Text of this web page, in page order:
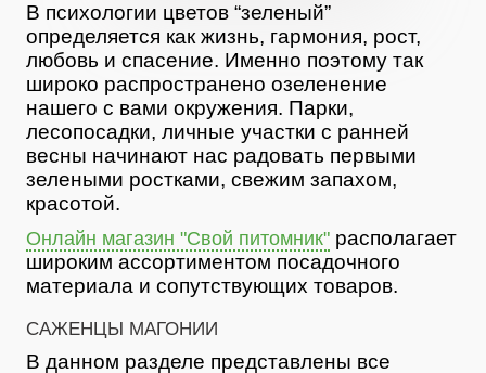
В психологии цветов “зеленый”
определяется как жизнь, гармония, рост,
любовь и спасение. Именно поэтому так
широко распространено озеленение
нашего с вами окружения. Парки,
лесопосадки, личные участки с ранней
весны начинают нас радовать первыми
зелеными ростками, свежим запахом,
красотой.
Онлайн магазин "Свой питомник" располагает
широким ассортиментом посадочного
материала и сопутствующих товаров.
САЖЕНЦЫ МАГОНИИ
В данном разделе представлены все